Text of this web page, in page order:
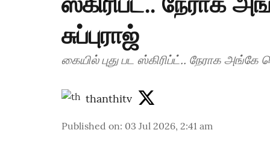
சுப்புராஜ்
கையில் புது பட ஸ்கிரிப்ட்.. நேராக அங்கே
thanthitv
Published on: 03 Jul 2026, 2:41 am